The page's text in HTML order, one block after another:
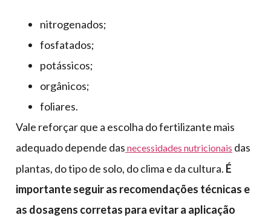
nitrogenados;
fosfatados;
potássicos;
orgânicos;
foliares.
Vale reforçar que a escolha do fertilizante mais
adequado depende das necessidades nutricionais das
plantas, do tipo de solo, do clima e da cultura. É
importante seguir as recomendações técnicas e
as dosagens corretas para evitar a aplicação